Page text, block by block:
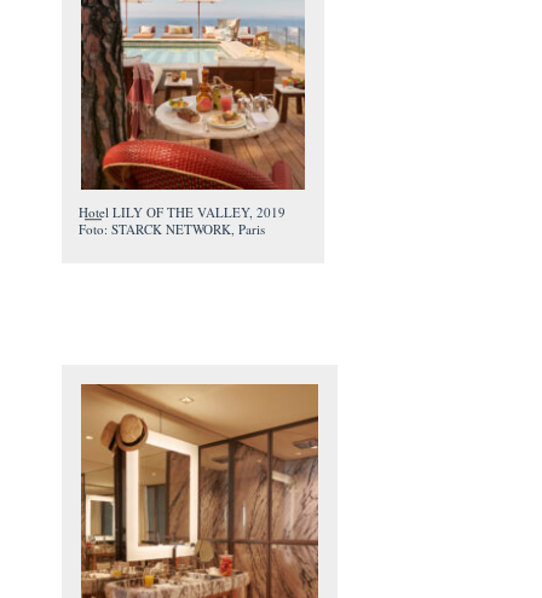
Hotel LILY OF THE VALLEY, 2019
Foto: STARCK NETWORK, Paris